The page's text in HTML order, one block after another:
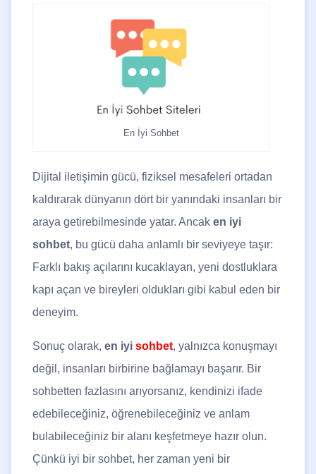
En İyi Sohbet
Dijital iletişimin gücü, fiziksel mesafeleri ortadan
kaldırarak dünyanın dört bir yanındaki insanları bir
araya getirebilmesinde yatar. Ancak en iyi
sohbet, bu gücü daha anlamlı bir seviyeye taşır:
Farklı bakış açılarını kucaklayan, yeni dostluklara
kapı açan ve bireyleri oldukları gibi kabul eden bir
deneyim.
Sonuç olarak, en iyi sohbet, yalnızca konuşmayı
değil, insanları birbirine bağlamayı başarır. Bir
sohbetten fazlasını arıyorsanız, kendinizi ifade
edebileceğiniz, öğrenebileceğiniz ve anlam
bulabileceğiniz bir alanı keşfetmeye hazır olun.
Çünkü iyi bir sohbet, her zaman yeni bir